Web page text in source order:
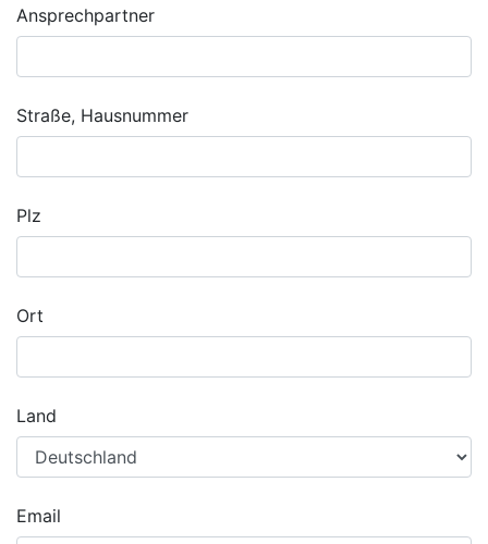
Ansprechpartner
Straße, Hausnummer
Plz
Ort
Land
Email